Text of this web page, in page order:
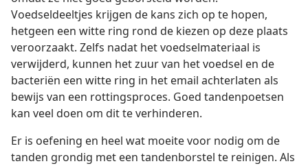
Voedseldeeltjes krijgen de kans zich op te hopen,
hetgeen een witte ring rond de kiezen op deze plaats
veroorzaakt. Zelfs nadat het voedselmateriaal is
verwijderd, kunnen het zuur van het voedsel en de
bacteriën een witte ring in het email achterlaten als
bewijs van een rottingsproces. Goed tandenpoetsen
kan veel doen om dit te verhinderen.
Er is oefening en heel wat moeite voor nodig om de
tanden grondig met een tandenborstel te reinigen. Als